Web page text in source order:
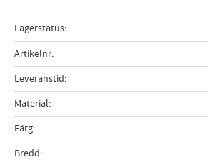
Lagerstatus
Artikelnr
Leveranstid
Material
Färg
Bredd